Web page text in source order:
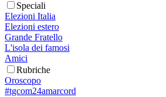
Speciali
Elezioni Italia
Elezioni estero
Grande Fratello
L'isola dei famosi
Amici
Rubriche
Oroscopo
#tgcom24amarcord